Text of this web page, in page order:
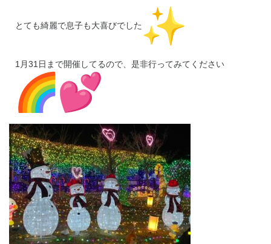
とても綺麗で息子も大喜びでした
1月31日まで開催してるので、是非行ってみてください